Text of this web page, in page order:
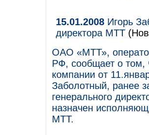
15.01.2008 Игорь
директора МТТ
ОАО «МТТ»,
РФ, сообщает о том,
компании от
Заболотный, ранее
генерального
назначен
МТТ.